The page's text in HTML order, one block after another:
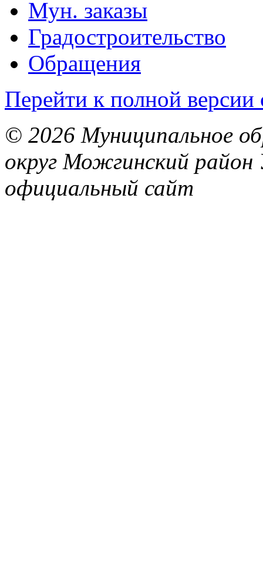
Мун. заказы
Градостроительство
Обращения
Перейти к полной версии
© 2026 Муниципальное
округ Можгинский район
официальный сайт